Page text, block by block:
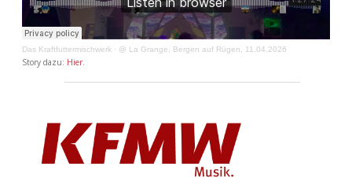
Das Kraftfuttermischwerk · @ La Grange, Bergen auf Rügen, 11.04.2026
Story dazu: Hier